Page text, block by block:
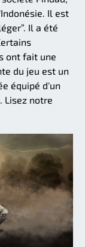
Il est
Il a été
ont fait une
du jeu est un
équipé d'un
Lisez notre